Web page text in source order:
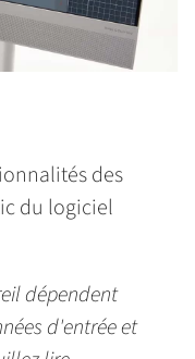
des
du logiciel
dépendent
d'entrée et